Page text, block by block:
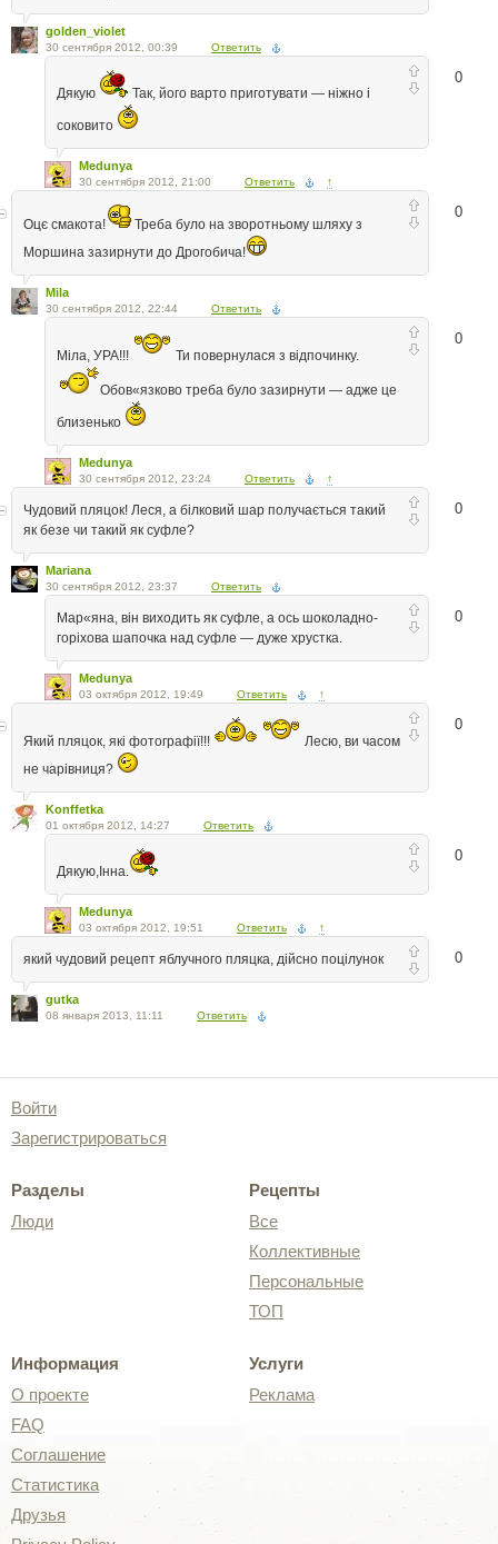
golden_violet
30 сентября 2012, 00:39 Ответить
0
Дякую Так, його варто приготувати — ніжно і
соковито
Medunya
30 сентября 2012, 21:00 Ответить ↑
0
Оцє смакота!
Треба було на зворотньому шляху з
Моршина зазирнути до Дрогобича!
Mila
30 сентября 2012, 22:44 Ответить
0
Міла, УРА!!! Ти повернулася з відпочинку.
Обов«язково треба було зазирнути — адже це
близенько
Medunya
30 сентября 2012, 23:24 Ответить ↑
0
Чудовий пляцок! Леся, а білковий шар получається такий
як безе чи такий як суфле?
Mariana
30 сентября 2012, 23:37 Ответить
0
Мар«яна, він виходить як суфле, а ось шоколадно-
горіхова шапочка над суфле — дуже хрустка.
Medunya
03 октября 2012, 19:49 Ответить ↑
0
Який пляцок, які фотографії!!!
Лесю, ви часом
не чарівниця?
Konffetka
01 октября 2012, 14:27 Ответить
0
Дякую,Інна.
Medunya
03 октября 2012, 19:51 Ответить ↑
0
який чудовий рецепт яблучного пляцка, дійсно поцілунок
gutka
08 января 2013, 11:11 Ответить
Войти
Зарегистрироваться
Разделы
Люди
Рецепты
Все
Коллективные
Персональные
ТОП
Информация
О проекте
FAQ
Соглашение
Статистика
Друзья
Услуги
Реклама